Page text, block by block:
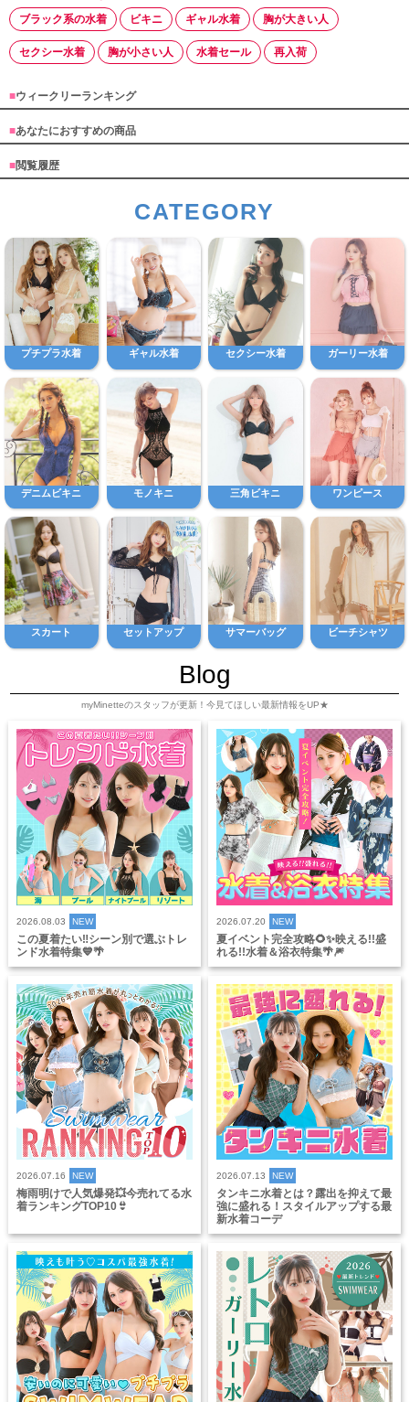
ブラック系の水着 ビキニ ギャル水着 胸が大きい人
セクシー水着 胸が小さい人 水着セール 再入荷
■ウィークリーランキング
■あなたにおすすめの商品
■閲覧履歴
CATEGORY
プチプラ水着 ギャル水着 セクシー水着 ガーリー水着
デニムビキニ モノキニ 三角ビキニ ワンピース
スカート セットアップ サマーバッグ ビーチシャツ
Blog
myMinetteのスタッフが更新！今見てほしい最新情報をUP★
2026.08.03 NEW
この夏着たい‼️シーン別で選ぶトレ
ンド水着特集💙🌴
2026.07.20 NEW
夏イベント完全攻略🌻✨映える!!盛
れる!!水着＆浴衣特集🌴🎆
2026.07.16 NEW
梅雨明けで人気爆発💥今売れてる水
着ランキングTOP10👙
2026.07.13 NEW
タンキニ水着とは？露出を抑えて最
強に盛れる！スタイルアップする最
新水着コーデ